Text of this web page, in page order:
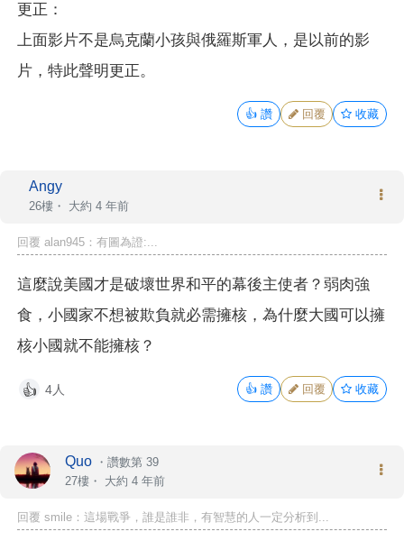
更正：
上面影片不是烏克蘭小孩與俄羅斯軍人，是以前的影
片，特此聲明更正。
👍 讚 回覆 收藏
Angy
26樓・ 大約 4 年前
回覆 alan945：有圖為證:...
這麼說美國才是破壞世界和平的幕後主使者？弱肉強
食，小國家不想被欺負就必需擁核，為什麼大國可以擁
核小國就不能擁核？
👍 4人 👍 讚 回覆 收藏
Quo ・ 讚數第 39
27樓・ 大約 4 年前
回覆 smile：這場戰爭，誰是誰非，有智慧的人一定分析到...